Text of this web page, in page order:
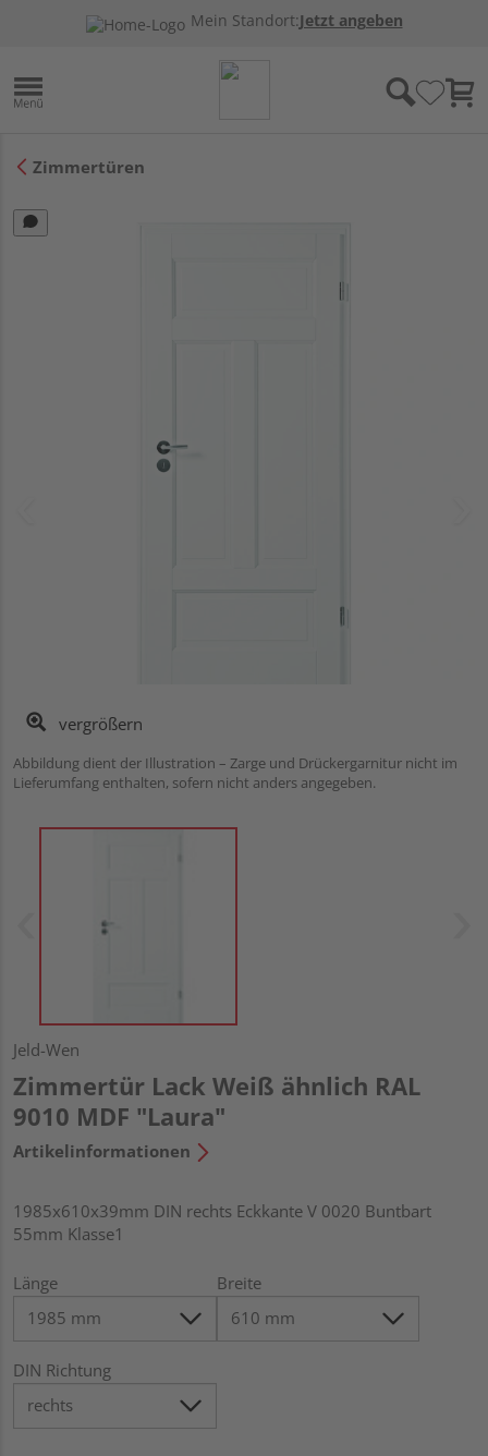
Mein Standort:Jetzt angeben
Zimmertüren
vergrößern
Abbildung dient der Illustration – Zarge und Drückergarnitur nicht im
Lieferumfang enthalten, sofern nicht anders angegeben.
Jeld-Wen
Zimmertür Lack Weiß ähnlich RAL
9010 MDF "Laura"
Artikelinformationen
1985x610x39mm DIN rechts Eckkante V 0020 Buntbart
55mm Klasse1
Länge Breite
DIN Richtung